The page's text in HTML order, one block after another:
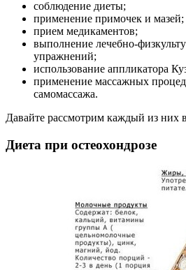
соблюдение диеты;
применение примочек и мазей;
прием медикаментов;
выполнение лечебно-
упражнений;
использование аппликатора
применение массажных
самомассажа.
Давайте рассмотрим каждый из них
Диета при остеохондрозе